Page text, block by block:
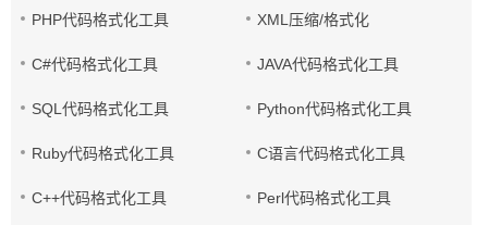
PHP代码格式化工具 XML压缩/格式化
C#代码格式化工具 JAVA代码格式化工具
SQL代码格式化工具 Python代码格式化工具
Ruby代码格式化工具 C语言代码格式化工具
C++代码格式化工具 Perl代码格式化工具